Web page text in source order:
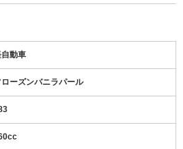
動車
ローズンバニラパール